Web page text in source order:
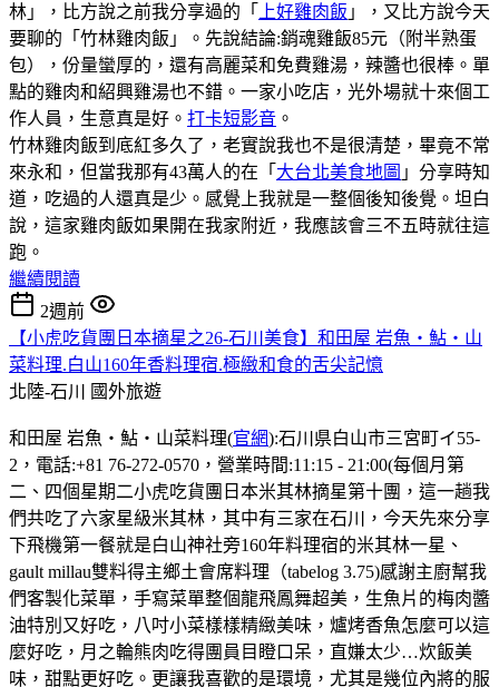
林」，比方說之前我分享過的「
上好雞肉飯 」，又比方說今天
要聊的「竹林雞肉飯」。先說結論:銷魂雞飯85元（附半熟蛋
包），份量蠻厚的，還有高麗菜和免費雞湯，辣醬也很棒。單
點的雞肉和紹興雞湯也不錯。一家小吃店，光外場就十來個工
作人員，生意真是好。 打卡短影音 。
竹林雞肉飯到底紅多久了，老實說我也不是很清楚，畢竟不常
來永和，但當我那有43萬人的在「 大台北美食地圖 」分享時知
道，吃過的人還真是少。感覺上我就是一整個後知後覺。坦白
說，這家雞肉飯如果開在我家附近，我應該會三不五時就往這
跑。
繼續閱讀
2週前
【小虎吃貨團日本摘星之26-石川美食】和田屋 岩魚・鮎・山
菜料理.白山160年香料理宿.極緻和食的舌尖記憶
北陸-石川
國外旅遊
和田屋 岩魚・鮎・山菜料理(官網):石川県白山市三宮町イ55-
2，電話:+81 76-272-0570，營業時間:11:15 - 21:00(每個月第
二、四個星期二小虎吃貨團日本米其林摘星第十團，這一趟我
們共吃了六家星級米其林，其中有三家在石川，今天先來分享
下飛機第一餐就是白山神社旁160年料理宿的米其林一星、
gault millau雙料得主鄉土會席料理（tabelog 3.75)感謝主廚幫我
們客製化菜單，手寫菜單整個龍飛鳳舞超美，生魚片的梅肉醬
油特別又好吃，八吋小菜樣樣精緻美味，爐烤香魚怎麼可以這
麼好吃，月之輪熊肉吃得團員目瞪口呆，直嫌太少…炊飯美
味，甜點更好吃。更讓我喜歡的是環境，尤其是幾位內將的服